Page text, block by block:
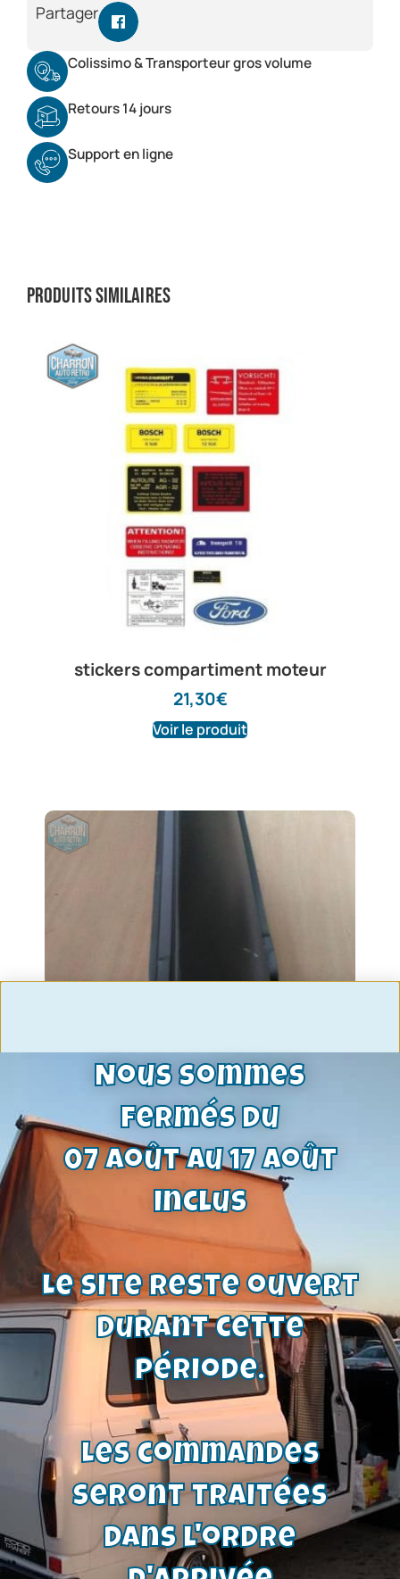
Partager
Colissimo & Transporteur gros volume
Retours 14 jours
Support en ligne
Produits similaires
stickers compartiment moteur
21,30€
Voir le produit
bas de caisse gauche taunus TC 4
portes
72,00€
Voir le produit
Nous sommes
fermés du
07 août au 17 août
inclus
Le site reste ouvert
durant cette
période.
Les commandes
seront traitées
dans l'ordre